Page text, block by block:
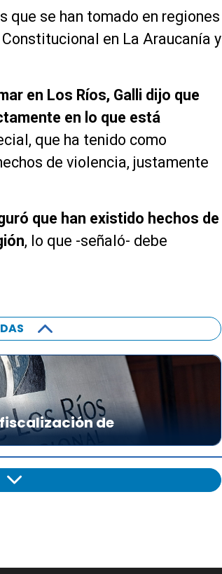
que se han tomado en regiones
en La Araucanía y
en Los Ríos, Galli dijo que
en lo que está
que ha tenido como
de violencia, justamente
que han existido hechos de
, lo que -señaló- debe
fiscalización de